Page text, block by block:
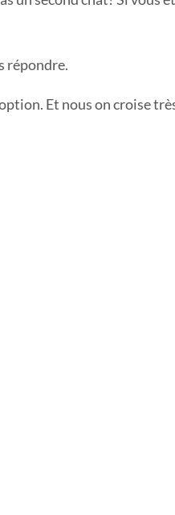
répondre.
Et nous on croise